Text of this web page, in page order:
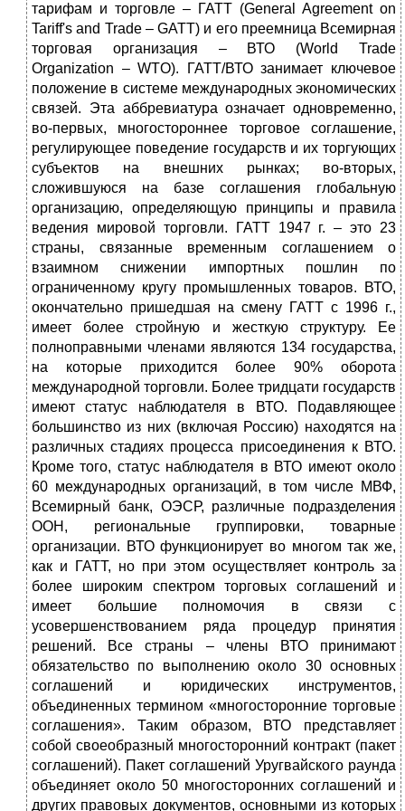
тарифам и торговле – ГАТТ (General Agreement on
Tariff's and Trade – GATT) и его преемница Всемирная
торговая организация – ВТО (World Trade
Organization – WTO). ГАТТ/ВТО занимает ключевое
положение в системе международных экономических
связей. Эта аббревиатура означает одновременно,
во-первых, многостороннее торговое соглашение,
регулирующее поведение государств и их торгующих
субъектов на внешних рынках; во-вторых,
сложившуюся на базе соглашения глобальную
организацию, определяющую принципы и правила
ведения мировой торговли. ГАТТ 1947 г. – это 23
страны, связанные временным соглашением о
взаимном снижении импортных пошлин по
ограниченному кругу промышленных товаров. ВТО,
окончательно пришедшая на смену ГАТТ с 1996 г.,
имеет более стройную и жесткую структуру. Ее
полноправными членами являются 134 государства,
на которые приходится более 90% оборота
международной торговли. Более тридцати государств
имеют статус наблюдателя в ВТО. Подавляющее
большинство из них (включая Россию) находятся на
различных стадиях процесса присоединения к ВТО.
Кроме того, статус наблюдателя в ВТО имеют около
60 международных организаций, в том числе МВФ,
Всемирный банк, ОЭСР, различные подразделения
ООН, региональные группировки, товарные
организации. ВТО функционирует во многом так же,
как и ГАТТ, но при этом осуществляет контроль за
более широким спектром торговых соглашений и
имеет большие полномочия в связи с
усовершенствованием ряда процедур принятия
решений. Все страны – члены ВТО принимают
обязательство по выполнению около 30 основных
соглашений и юридических инструментов,
объединенных термином «многосторонние торговые
соглашения». Таким образом, ВТО представляет
собой своеобразный многосторонний контракт (пакет
соглашений). Пакет соглашений Уругвайского раунда
объединяет около 50 многосторонних соглашений и
других правовых документов, основными из которых